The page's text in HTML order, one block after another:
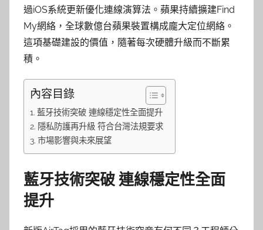
過iOS系統更新優化連線演算法。蘋果持續擴建Find
My網絡，全球數億台蘋果裝置構成龐大定位網絡。
這項基礎建設的價值，隨著每次硬體升級而不斷累
積。
內容目錄
藍牙技術突破 連線穩定性全面提升
隱私防護再升級 符合台灣法規要求
市場影響與未來展望
藍牙技術突破 連線穩定性全面
提升